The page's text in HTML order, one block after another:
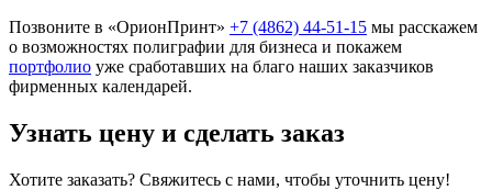
Позвоните в «ОрионПринт» +7 (4862) 44-51-15 мы расскажем
о возможностях полиграфии для бизнеса и покажем
портфолио уже сработавших на благо наших заказчиков
фирменных календарей.
Узнать цену и сделать заказ
Хотите заказать? Свяжитесь с нами, чтобы уточнить цену!